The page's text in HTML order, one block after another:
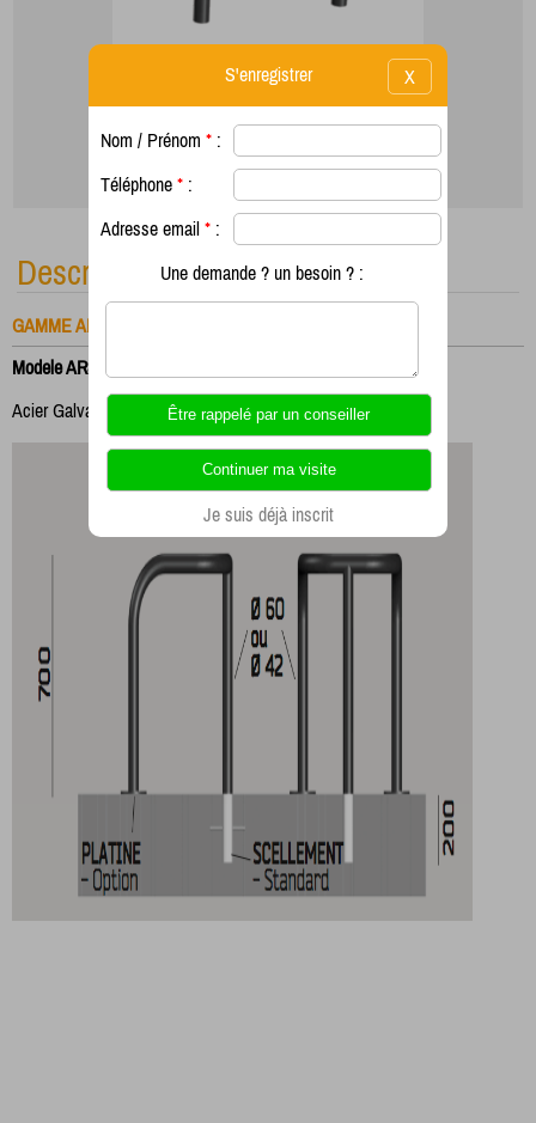
Description
GAMME ARCEAUX
Modele AR32
Acier Galvanisé
X
S'enregistrer
Nom / Prénom * :
Téléphone * :
Adresse email * :
Une demande ? un besoin ? :
Je suis déjà inscrit